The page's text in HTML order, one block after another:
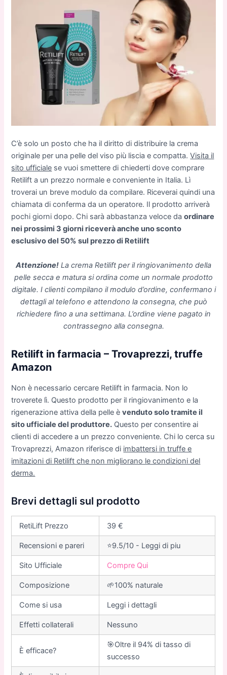
C’è solo un posto che ha il diritto di distribuire la crema
originale per una pelle del viso più liscia e compatta.Visita il
sito ufficiale se vuoi smettere di chiederti dove comprare
Retilift a un prezzo normale e conveniente in Italia. Lì
troverai un breve modulo da compilare. Riceverai quindi una
chiamata di conferma da un operatore. Il prodotto arriverà
pochi giorni dopo. Chi sarà abbastanza veloce daordinare
nei prossimi 3 giorni riceverà anche uno sconto
esclusivo del 50% sul prezzo di Retilift
Attenzione! La crema Retilift per il ringiovanimento della
pelle secca e matura si ordina come un normale prodotto
digitale. I clienti compilano il modulo d’ordine, confermano i
dettagli al telefono e attendono la consegna, che può
richiedere fino a una settimana. L’ordine viene pagato in
contrassegno alla consegna.
Retilift in farmacia – Trovaprezzi, truffe
Amazon
Non è necessario cercare Retilift in farmacia. Non lo
troverete lì. Questo prodotto per il ringiovanimento e la
rigenerazione attiva della pelle èvenduto solo tramite il
sito ufficiale del produttore. Questo per consentire ai
clienti di accedere a un prezzo conveniente. Chi lo cerca su
Trovaprezzi, Amazon riferisce di imbattersi in truffe e
imitazioni di Retilift che non migliorano le condizioni del
derma.
Brevi dettagli sul prodotto
RetiLift Prezzo 39 €
Recensioni e pareri ⭐9.5/10 - Leggi di piu
Sito Ufficiale Compre Qui
Composizione 🌱100% naturale
Come si usa Leggi i dettagli
Еffetti collaterali Nessuno
È efficace?
🎯Oltre il 94% di tasso di
successo